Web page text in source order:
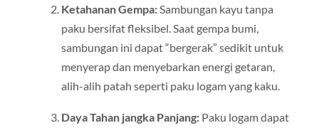
Ketahanan Gempa:Sambungan kayu tanpa
paku bersifat fleksibel. Saat gempa bumi,
sambungan ini dapat “bergerak” sedikit untuk
menyerap dan menyebarkan energi getaran,
alih-alih patah seperti paku logam yang kaku.
Daya Tahan jangka Panjang:Paku logam dapat